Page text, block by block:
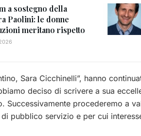
a sostegno della
Paolini: le donne
meritano rispetto
Sara Cicchinelli”, hanno
deciso di scrivere a sua
Successivamente procederemo a
pubblico servizio e per cui